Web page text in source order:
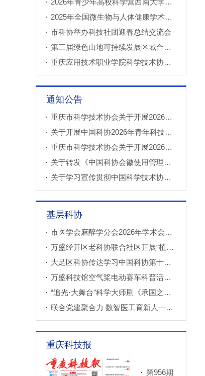
2026年青少年高校科学营西南大学分营正式开营
2025年全国微生物与人体健康学术论坛在重庆召开
市科协举办科技社团迎春总结交流会
第三届绿色山地可持续发展区域合作国际论坛成功举办
重庆应用技术职业学院科学技术协会正式成立
通知公告
重庆市科学技术协会关于开展2026年科普创新实验室建设项目申报工作的通知
关于开展中国科协2026年青年科技人才培育工程工程师专项计划推荐工作的通知
重庆市科学技术协会关于开展2026年科技小院申报推荐工作的通知
关于转发《中国科协会徽使用管理规定》的通知
关于学习宣传贯彻中国科学技术协会第十一次全国代表大会精神的通知
基层科协
市医学会麻醉学分会2026年学术会议成功召开
万盛经开区老科协联合社区开展“植物奇妙世界”青少年科普教育课
大足区科协传达学习中国科协第十一次全国代表大会精神
万盛科技馆空气桨电动赛车科普活动进社区
“追光·大舞台”科学大师剧《承国之书》云阳、巫溪巡演成功
联合党建聚合力 数智医工育新人——重庆西部数智医疗研究院开展庆“七一”联合主题党（团）日暨正确政绩观专题学习交流活动
重庆科技报
第956期